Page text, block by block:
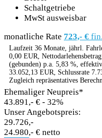
Schaltgetriebe
MwSt ausweisbar
monatliche Rate 723,- €
Laufzeit 36 Monate, jährl.
0,00 EUR,
(gebunden) p.a. 5,83 %,
33.052,13 EUR, Schlussrate
Zugleich repräsentatives
Ehemaliger Neupreis*
43.891,- € - 32%
Unser Angebotspreis:
29.726,-
24.980,- € netto